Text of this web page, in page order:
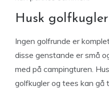
Husk
Ingen golfrunde er
disse genstande er små
med på campingturen.
golfkugler og tees kan gå